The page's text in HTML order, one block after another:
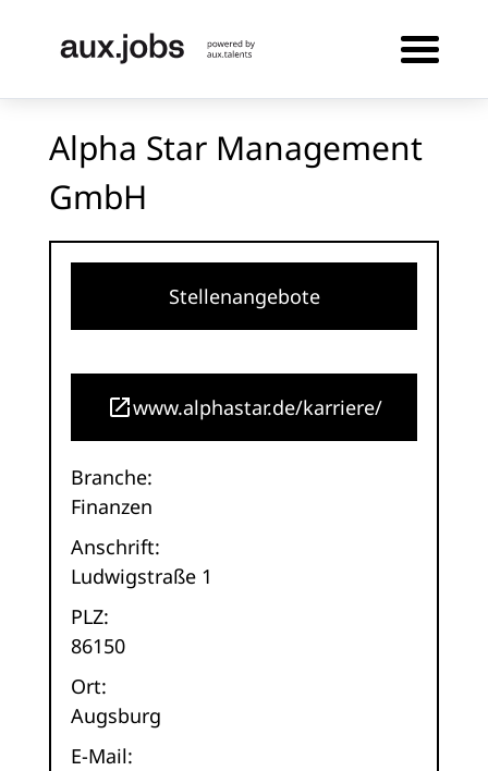
Alpha Star Management
GmbH
Stellenangebote
www.alphastar.de/karriere/
Branche:
Finanzen
Anschrift:
Ludwigstraße 1
PLZ:
86150
Ort:
Augsburg
E-Mail: